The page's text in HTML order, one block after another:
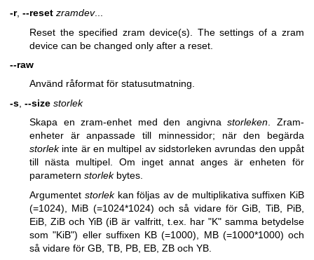
-r, --reset zramdev...
Reset the specified zram device(s). The settings of a zram
device can be changed only after a reset.
--raw
Använd råformat för statusutmatning.
-s --size storlek
Skapa en zram-enhet med den angivnastorleken . Zram-
enheter är anpassade till minnessidor; när den begärda
storlekinte är en multipel av sidstorleken avrundas den uppåt
till nästa multipel. Om inget annat anges är enheten för
parametern storlekbytes.
Argumentet storlekkan följas av de multiplikativa suffixen KiB
(=1024), MiB (=1024*1024) och så vidare för GiB, TiB, PiB,
EiB, ZiB och YiB (iB är valfritt, t.ex. har "K" samma betydelse
som "KiB") eller suffixen KB (=1000), MB (=1000*1000) och
så vidare för GB, TB, PB, EB, ZB och YB.